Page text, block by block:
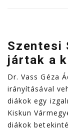
Szentesi
jártak a
Dr. Vass Géza
irányításával
diákok egy
Kiskun
diákok